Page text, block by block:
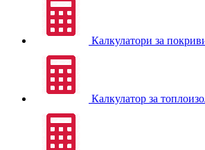
Калкулатори за
Калкулатор за